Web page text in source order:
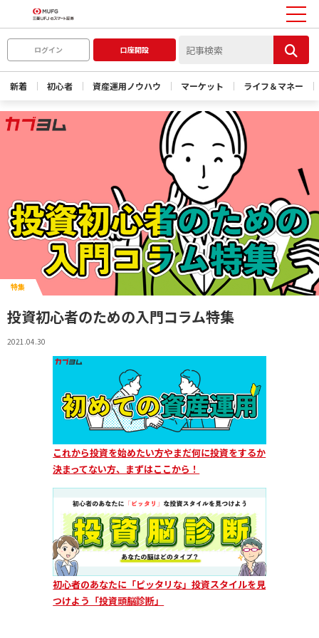
ログイン 口座開設
新着 初心者 資産運用ノウハウ マーケット ライフ＆マネー
特集
投資初心者のための入門コラム特集
2021.04.30
これから投資を始めたい方やまだ何に投資をするか
決まってない方、まずはここから！
初心者のあなたに「ピッタリな」投資スタイルを見
つけよう「投資頭脳診断」